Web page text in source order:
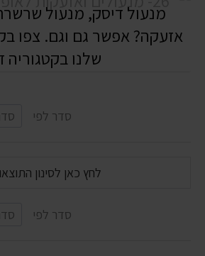
מנעול דיסק, מנעול
אזעקה? אפשר גם וגם. צפו
שלנו בקטגוריה
סדר לפי
לחץ כאן לסינון
סדר לפי